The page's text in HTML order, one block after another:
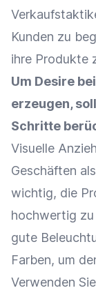
Kunden zu
ihre Produkte
Um Desire
erzeugen,
Schritte
Visuelle
Geschäften
wichtig, die
hochwertig zu
gute
Farben, um
Verwenden